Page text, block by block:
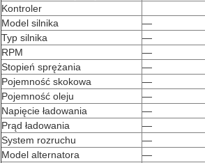
Kontroler
Model silnika
—
Typ silnika
—
RPM
—
Stopień sprężania
—
Pojemność skokowa
—
Pojemność oleju
—
Napięcie ładowania
—
Prąd ładowania
—
System rozruchu
—
Model alternatora
—